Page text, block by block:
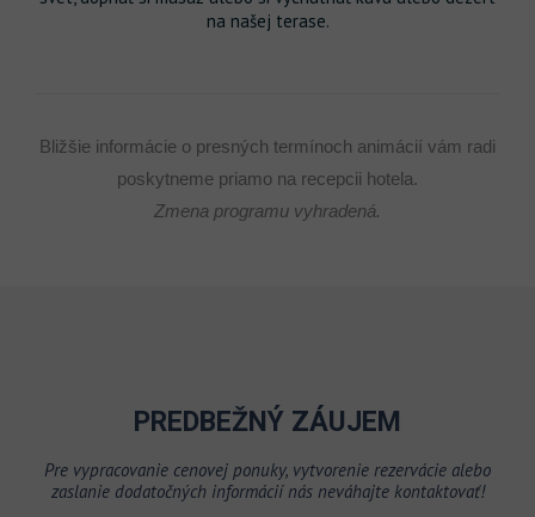
na našej terase.
Bližšie informácie o presných termínoch animácií vám radi
poskytneme priamo na recepcii hotela.
Zmena programu vyhradená.
PREDBEŽNÝ ZÁUJEM
Pre vypracovanie cenovej ponuky, vytvorenie rezervácie alebo
zaslanie dodatočných informácií nás neváhajte kontaktovať!